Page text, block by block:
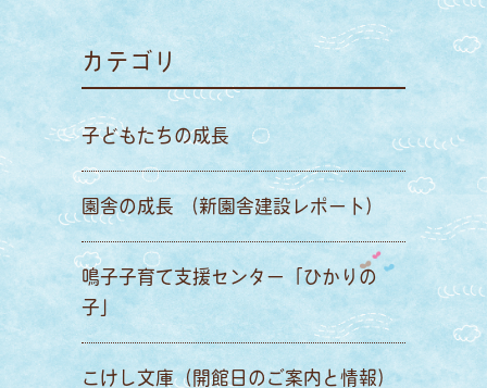
カテゴリ
子どもたちの成長
園舎の成長 （新園舎建設レポート）
鳴子子育て支援センター「ひかりの
子」
こけし文庫（開館日のご案内と情報）